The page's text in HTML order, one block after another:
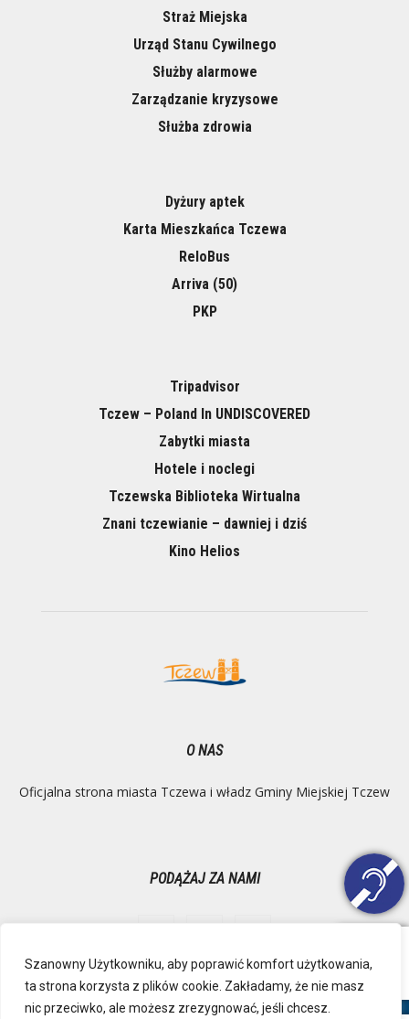
Szanowny Użytkowniku, aby poprawić komfort użytkowania,
ta strona korzysta z plików cookie. Zakładamy, że nie masz
nic przeciwko, ale możesz zrezygnować, jeśli chcesz.
Straż Miejska
Urząd Stanu Cywilnego
Służby alarmowe
Zarządzanie kryzysowe
Służba zdrowia
Dyżury aptek
Karta Mieszkańca Tczewa
ReloBus
Arriva (50)
PKP
Tripadvisor
Tczew – Poland In UNDISCOVERED
Zabytki miasta
Hotele i noclegi
Tczewska Biblioteka Wirtualna
Znani tczewianie – dawniej i dziś
Kino Helios
O NAS
Oficjalna strona miasta Tczewa i władz Gminy Miejskiej Tczew
PODĄŻAJ ZA NAMI
Ochrona danych osobowych
Inspektor Danych Osobowych